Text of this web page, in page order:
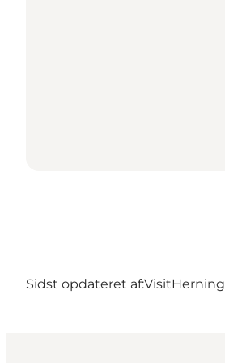
Sidst opdateret af:VisitHerning